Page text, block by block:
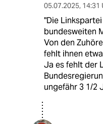
05.07.2025, 14:31
"Die
bundesweiten
Von den
fehlt ihnen
Ja es fehlt der
ungefähr 3 1/2